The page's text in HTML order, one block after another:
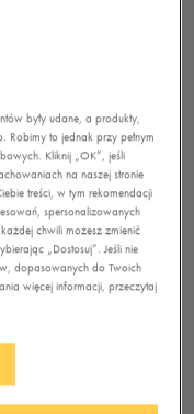
były udane, a produkty,
to jednak przy pełnym
Kliknij „OK”, jeśli
na naszej stronie
treści, w tym rekomendacji
spersonalizowanych
chwili możesz zmienić
„Dostosuj”. Jeśli nie
dopasowanych do Twoich
więcej informacji, przeczytaj